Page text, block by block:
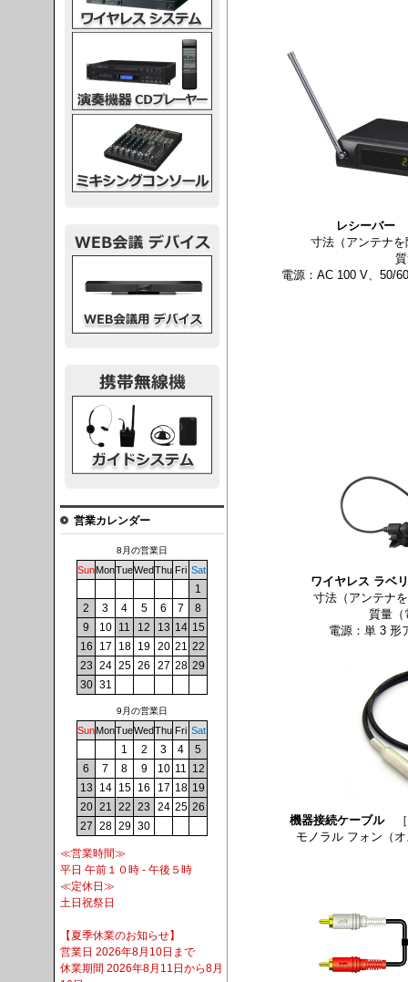
レシーバー
寸法（アンテナ
電源：AC 100 V、50/
ワイヤレス ラベ
寸法（アンテナ
質量
電源：単 3 形
機器接続ケーブル［
モノラル フォン（
営業カレンダー
8月の営業日
SunMonTueWedThu Fri Sat
1
2
3 4 5 6 7
8
9
10 11 12 13 14 15
16
17 18 19 20 21 22
23 24 25 26 27 28 29
30 31
9月の営業日
SunMonTueWedThu Fri Sat
1 2 3 4
5
6
7 8 9 10 11 12
13
14 15 16 17 18 19
20 21 22 23 24 25 26
27 28 29 30
≪営業時間≫
平日 午前１０時 - 午後５時
≪定休日≫
土日祝祭日
【夏季休業のお知らせ】
営業日 2026年8月10日まで
休業期間 2026年8月11日から8月